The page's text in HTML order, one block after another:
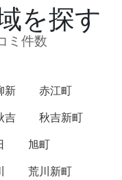
を探す
ミ件数
新
赤江町
吉
秋吉新町
旭町
荒川新町